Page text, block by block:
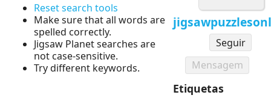
Seguir
Mensagem
Etiquetas
Reset search tools
Make sure that all words are
spelled correctly.
Jigsaw Planet searches are
not case-sensitive.
Try different keywords.